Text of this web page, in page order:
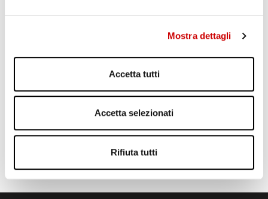
Mostra dettagli
Accetta tutti
Accetta selezionati
Rifiuta tutti
POZZUOLI: INCENDIO ATTORNO EX NATO
Leggi l'articolo
ORA IN ONDA